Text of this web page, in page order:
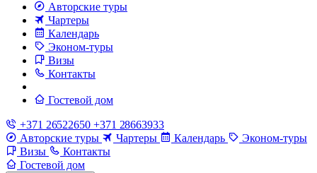
Авторские туры
Чартеры
Календарь
Эконом-туры
Визы
Контакты
Гостевой дом
+371 26522650 +371 28663933
Авторские туры
Чартеры Календарь
Эконом-туры
Визы
Контакты
Гостевой дом